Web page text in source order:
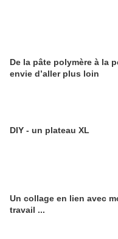
De la pâte polymère à la
envie d’aller plus loin
DIY - un plateau XL
Un collage en lien avec
travail ...